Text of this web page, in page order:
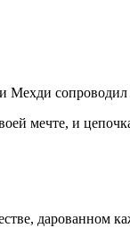
мечте, и
дарованном